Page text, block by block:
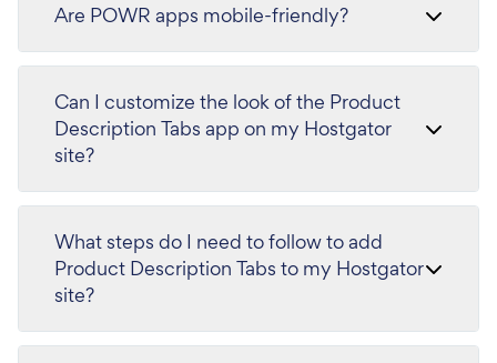
Are POWR apps mobile-friendly?
Can I customize the look of the Product
Description Tabs app on my Hostgator
site?
What steps do I need to follow to add
Product Description Tabs to my Hostgator
site?